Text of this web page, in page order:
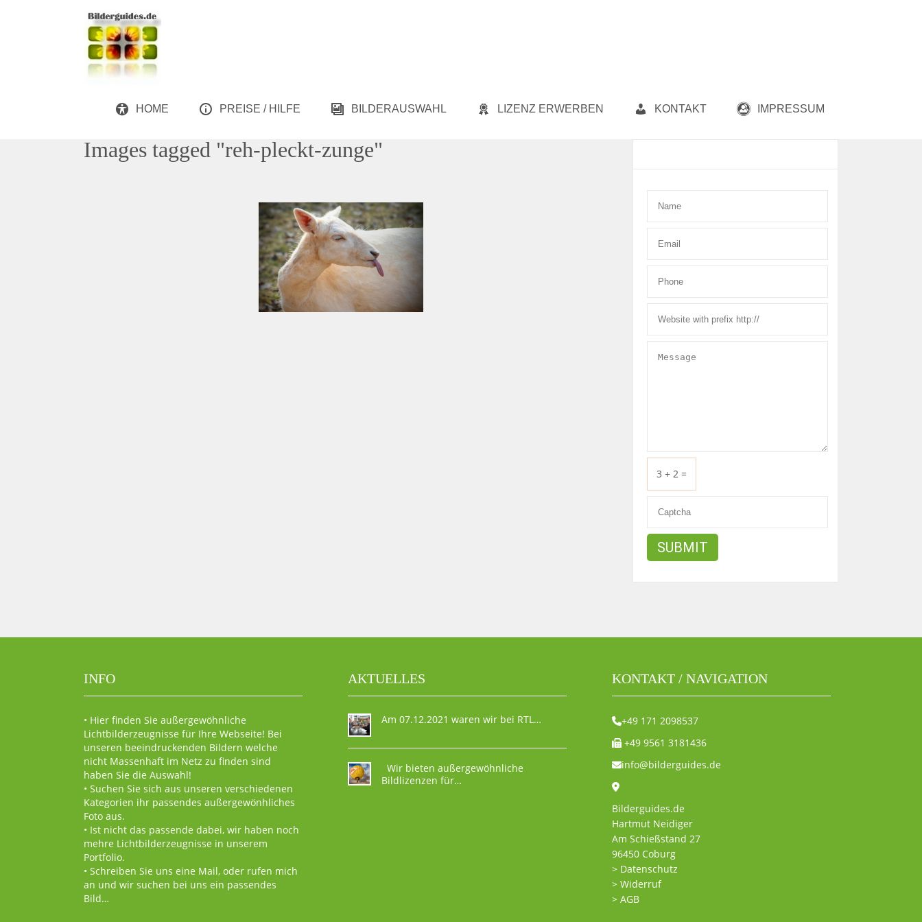
HOME PREISE / HILFE BILDERAUSWAHL LIZENZ ERWERBEN KONTAKT IMPRESSUM
Images tagged "reh-pleckt-zunge"
3 + 2 =
INFO
• Hier finden Sie außergewöhnliche
Lichtbilderzeugnisse für Ihre Webseite! Bei
unseren beeindruckenden Bildern welche
nicht Massenhaft im Netz zu finden sind
haben Sie die Auswahl!
• Suchen Sie sich aus unseren verschiedenen
Kategorien ihr passendes außergewönhliches
Foto aus.
• Ist nicht das passende dabei, wir haben noch
mehre Lichtbilderzeugnisse in unserem
Portfolio.
• Schreiben Sie uns eine Mail, oder rufen mich
an und wir suchen bei uns ein passendes
Bild…
AKTUELLES
Am 07.12.2021 waren wir bei RTL…
Wir bieten außergewöhnliche
Bildlizenzen für…
KONTAKT / NAVIGATION
+49 171 2098537
+49 9561 3181436
info@bilderguides.de
Bilderguides.de
Hartmut Neidiger
Am Schießstand 27
96450 Coburg
> Datenschutz
> Widerruf
> AGB